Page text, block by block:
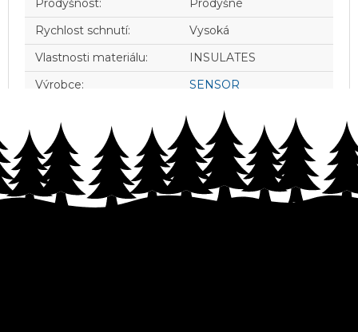
Rychlost schnutí:
Vysoká
Vlastnosti materiálu:
INSULATES
Výrobce: SENSOR
Z